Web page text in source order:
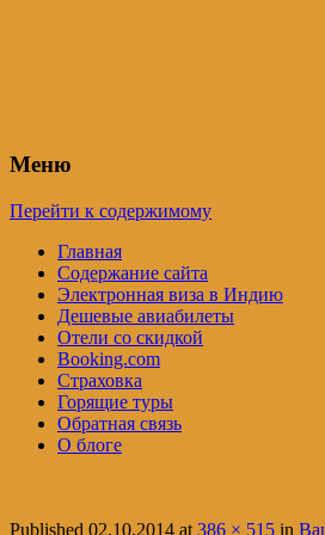
Меню
Перейти к содержимому
Главная
Содержание сайта
Электронная виза в Индию
Дешевые авиабилеты
Отели со скидкой
Booking.com
Страховка
Горящие туры
Обратная связь
О блоге
Published 02.10.2014 at386 × 515 in